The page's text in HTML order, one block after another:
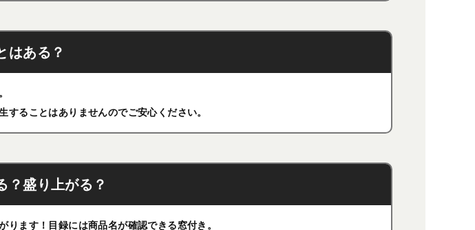
はある？
することはありませんのでご安心ください。
？盛り上がる？
ります！目録には商品名が確認できる窓付き。